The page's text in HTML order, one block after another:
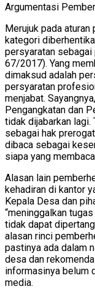
Argumentasi
Merujuk pada
kategori
persyaratan
67/2017). Yang
dimaksud adalah
persyaratan
menjabat.
Pengangkatan dan
tidak dijabarkan lagi.
sebagai hak
dibaca sebagai
siapa yang
Alasan lain
kehadiran di kantor
Kepala Desa dan
“meninggalkan
tidak dapat
alasan rinci
pastinya ada dalam
desa dan
informasinya belum
media.